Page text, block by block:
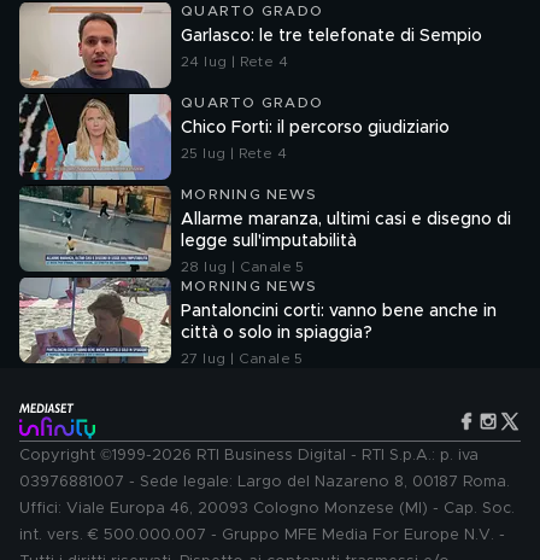
QUARTO GRADO
Garlasco: le tre telefonate di Sempio
24 lug | Rete 4
QUARTO GRADO
Chico Forti: il percorso giudiziario
25 lug | Rete 4
MORNING NEWS
Allarme maranza, ultimi casi e disegno di
legge sull'imputabilità
28 lug | Canale 5
MORNING NEWS
Pantaloncini corti: vanno bene anche in
città o solo in spiaggia?
27 lug | Canale 5
Copyright ©1999-2026 RTI Business Digital - RTI S.p.A.: p. iva
03976881007 - Sede legale: Largo del Nazareno 8, 00187 Roma.
Uffici: Viale Europa 46, 20093 Cologno Monzese (MI) - Cap. Soc.
int. vers. € 500.000.007 - Gruppo MFE Media For Europe N.V. -